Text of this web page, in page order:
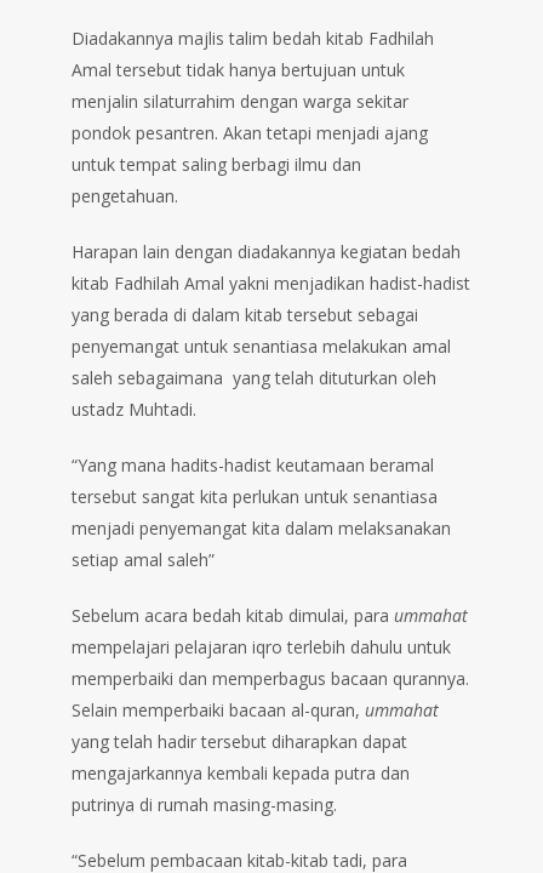
Diadakannya majlis talim bedah kitab Fadhilah
Amal tersebut tidak hanya bertujuan untuk
menjalin silaturrahim dengan warga sekitar
pondok pesantren. Akan tetapi menjadi ajang
untuk tempat saling berbagi ilmu dan
pengetahuan.
Harapan lain dengan diadakannya kegiatan bedah
kitab Fadhilah Amal yakni menjadikan hadist-hadist
yang berada di dalam kitab tersebut sebagai
penyemangat untuk senantiasa melakukan amal
saleh sebagaimana yang telah dituturkan oleh
ustadz Muhtadi.
“Yang mana hadits-hadist keutamaan beramal
tersebut sangat kita perlukan untuk senantiasa
menjadi penyemangat kita dalam melaksanakan
setiap amal saleh”
Sebelum acara bedah kitab dimulai, para ummahat
mempelajari pelajaran iqro terlebih dahulu untuk
memperbaiki dan memperbagus bacaan qurannya.
Selain memperbaiki bacaan al-quran, ummahat
yang telah hadir tersebut diharapkan dapat
mengajarkannya kembali kepada putra dan
putrinya di rumah masing-masing.
“Sebelum pembacaan kitab-kitab tadi, para